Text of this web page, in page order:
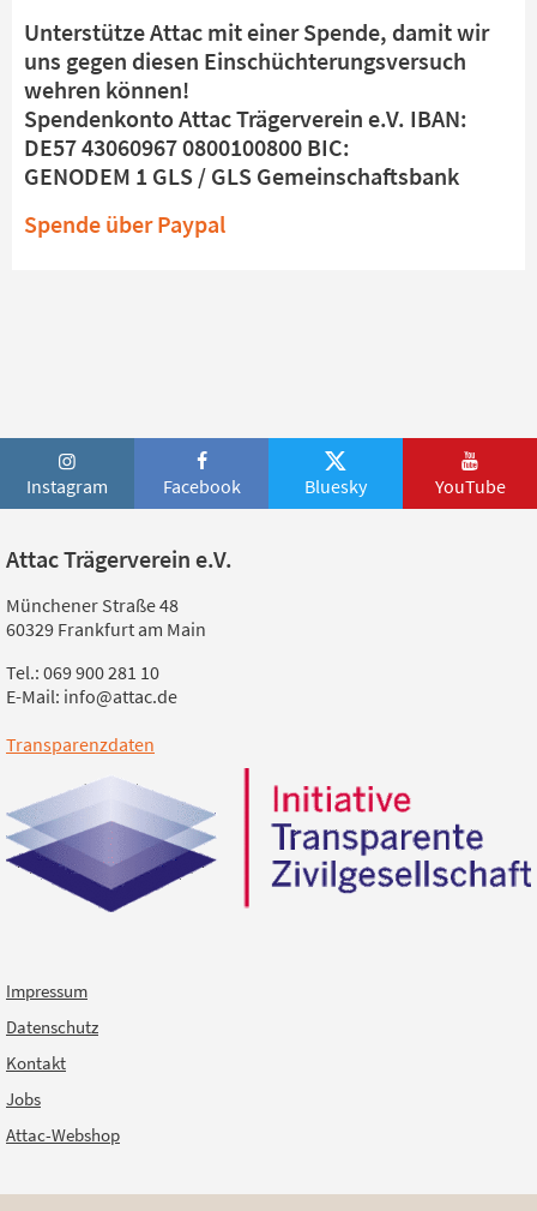
Unterstütze Attac mit einer Spende, damit wir
uns gegen diesen Einschüchterungsversuch
wehren können!
Spendenkonto Attac Trägerverein e.V. IBAN:
DE57 43060967 0800100800 BIC:
GENODEM 1 GLS / GLS Gemeinschaftsbank
Spende über Paypal
Instagram Facebook Bluesky YouTube
Attac Trägerverein e.V.
Münchener Straße 48
60329 Frankfurt am Main
Tel.: 069 900 281 10
E-Mail: info@attac.de
Transparenzdaten
Impressum
Datenschutz
Kontakt
Jobs
Attac-Webshop